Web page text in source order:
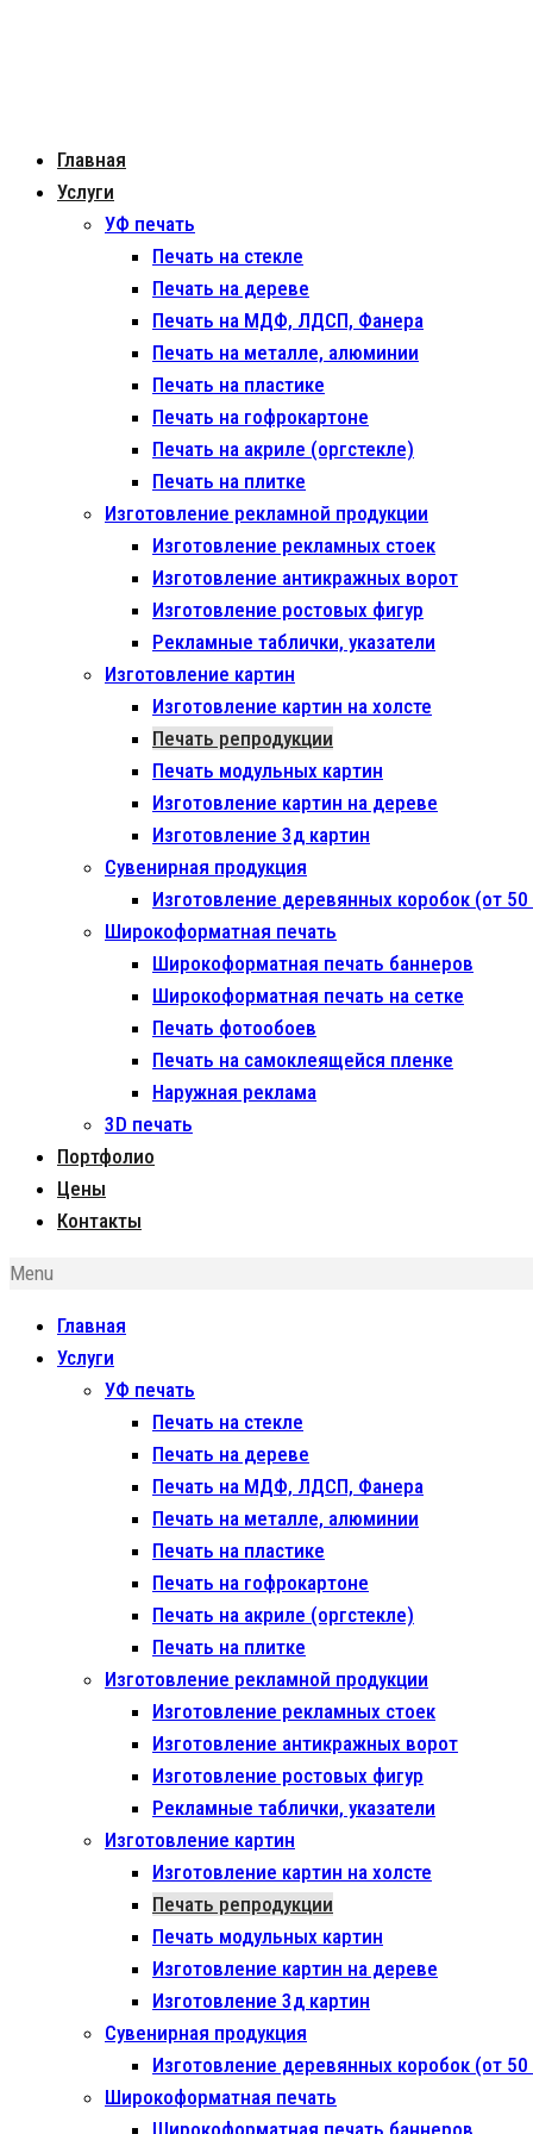
Главная
Услуги
УФ печать
Печать на стекле
Печать на дереве
Печать на МДФ, ЛДСП, Фанера
Печать на металле, алюминии
Печать на пластике
Печать на гофрокартоне
Печать на акриле (оргстекле)
Печать на плитке
Изготовление рекламной продукции
Изготовление рекламных стоек
Изготовление антикражных ворот
Изготовление ростовых фигур
Рекламные таблички, указатели
Изготовление картин
Изготовление картин на холсте
Печать репродукции
Печать модульных картин
Изготовление картин на дереве
Изготовление 3д картин
Сувенирная продукция
Изготовление деревянных коробок (от 50
Широкоформатная печать
Широкоформатная печать баннеров
Широкоформатная печать на сетке
Печать фотообоев
Печать на самоклеящейся пленке
Наружная реклама
3D печать
Портфолио
Цены
Контакты
Menu
Главная
Услуги
УФ печать
Печать на стекле
Печать на дереве
Печать на МДФ, ЛДСП, Фанера
Печать на металле, алюминии
Печать на пластике
Печать на гофрокартоне
Печать на акриле (оргстекле)
Печать на плитке
Изготовление рекламной продукции
Изготовление рекламных стоек
Изготовление антикражных ворот
Изготовление ростовых фигур
Рекламные таблички, указатели
Изготовление картин
Изготовление картин на холсте
Печать репродукции
Печать модульных картин
Изготовление картин на дереве
Изготовление 3д картин
Сувенирная продукция
Изготовление деревянных коробок (от 50
Широкоформатная печать
Широкоформатная печать баннеров